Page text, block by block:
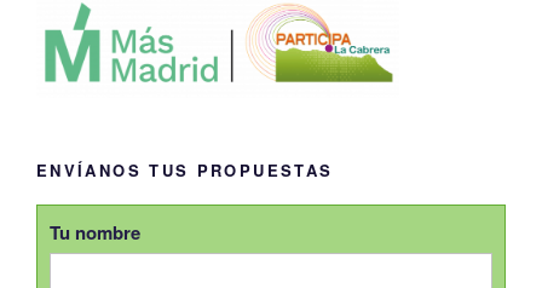
ENVÍANOS TUS PROPUESTAS
Tu nombre